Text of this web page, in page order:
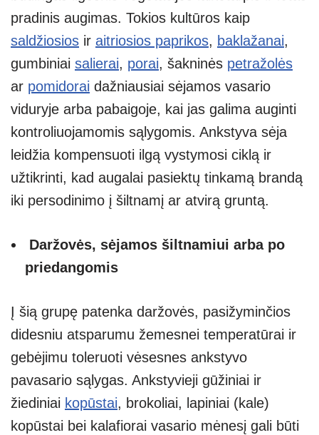
pradinis augimas. Tokios kultūros kaip
saldžiosios ir aitriosios paprikos, baklažanai,
gumbiniai salierai, porai, šakninės petražolės
ar pomidorai dažniausiai sėjamos vasario
viduryje arba pabaigoje, kai jas galima auginti
kontroliuojamomis sąlygomis. Ankstyva sėja
leidžia kompensuoti ilgą vystymosi ciklą ir
užtikrinti, kad augalai pasiektų tinkamą brandą
iki persodinimo į šiltnamį ar atvirą gruntą.
Daržovės, sėjamos šiltnamiui arba po
priedangomis
Į šią grupę patenka daržovės, pasižyminčios
didesniu atsparumu žemesnei temperatūrai ir
gebėjimu toleruoti vėsesnes ankstyvo
pavasario sąlygas. Ankstyvieji gūžiniai ir
žiediniai kopūstai, brokoliai, lapiniai (kale)
kopūstai bei kalafiorai vasario mėnesį gali būti